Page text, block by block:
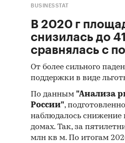
BUSINESSTAT
В 2020 г
снизилась до
сравнялась с
От более сильного
поддержки в виде
По данным "Анализа
России",
наблюдалось снижение
домах. Так, за
млн кв м. По итогам